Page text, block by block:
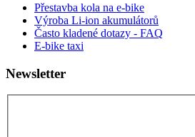
Přestavba kola na e-bike
Výroba Li-ion akumulátorů
Často kladené dotazy - FAQ
E-bike taxi
Newsletter